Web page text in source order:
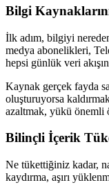
Bilgi
İlk adım, bilgiyi
medya abonelikleri,
hepsi günlük veri
Kaynak gerçek fayda
oluşturuyorsa
azaltmak, yükü önemli
Bilinçli İçerik
Ne tükettiğiniz kadar,
kaydırma, aşırı